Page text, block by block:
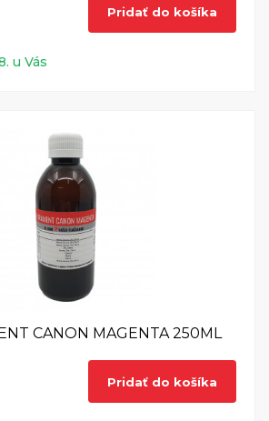
Pridať do košíka
u Vás
CANON MAGENTA 250ML
Pridať do košíka